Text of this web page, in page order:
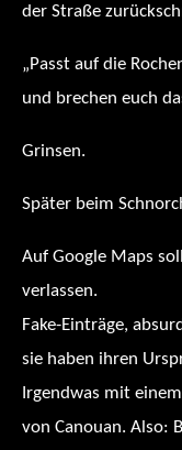
der Straße
„Passt auf die
und brechen euch
Grinsen.
Später beim
Auf Google Maps
verlassen.
Fake-Einträge,
sie haben ihren
Irgendwas mit
von Canouan. Also: